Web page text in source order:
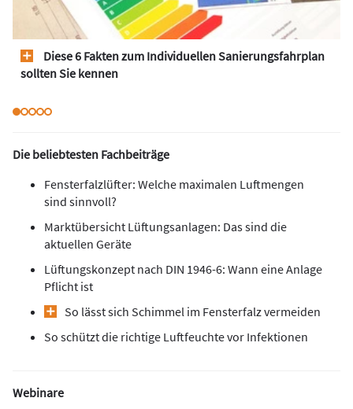
Diese 6 Fakten zum Individuellen Sanierungsfahrplan
sollten Sie kennen
Die beliebtesten Fachbeiträge
Fensterfalzlüfter: Welche maximalen Luftmengen
sind sinnvoll?
Marktübersicht Lüftungsanlagen: Das sind die
aktuellen Geräte
Lüftungskonzept nach DIN 1946-6: Wann eine Anlage
Pflicht ist
So lässt sich Schimmel im Fensterfalz vermeiden
So schützt die richtige Luftfeuchte vor Infektionen
Webinare